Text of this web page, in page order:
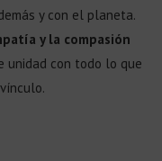
y con el planeta.
y la compasión
unidad con todo lo que